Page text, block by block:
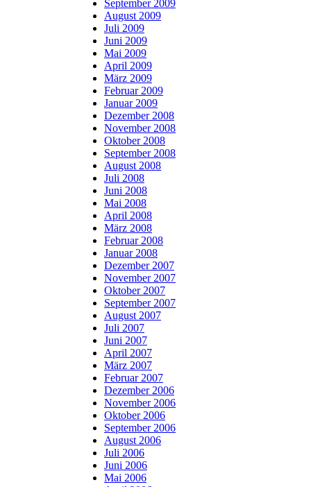
September 2009
August 2009
Juli 2009
Juni 2009
Mai 2009
April 2009
März 2009
Februar 2009
Januar 2009
Dezember 2008
November 2008
Oktober 2008
September 2008
August 2008
Juli 2008
Juni 2008
Mai 2008
April 2008
März 2008
Februar 2008
Januar 2008
Dezember 2007
November 2007
Oktober 2007
September 2007
August 2007
Juli 2007
Juni 2007
April 2007
März 2007
Februar 2007
Dezember 2006
November 2006
Oktober 2006
September 2006
August 2006
Juli 2006
Juni 2006
Mai 2006